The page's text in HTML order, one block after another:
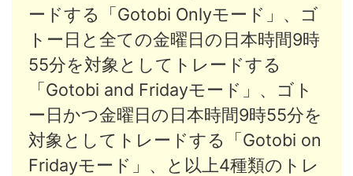
ードする「Gotobi Onlyモード」、ゴ
トー日と全ての金曜日の日本時間9時
55分を対象としてトレードする
「Gotobi and Fridayモード」、ゴト
ー日かつ金曜日の日本時間9時55分を
対象としてトレードする「Gotobi on
Fridayモード」、と以上4種類のトレ